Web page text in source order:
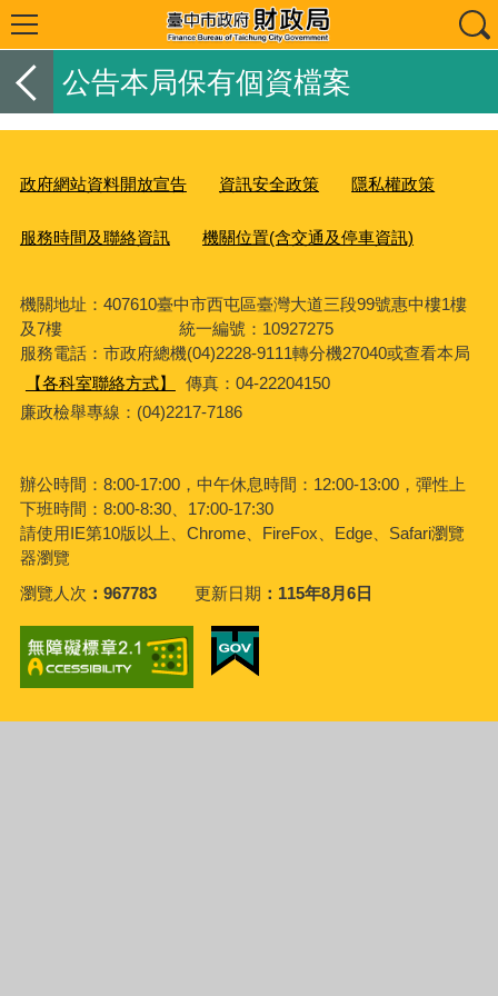
公告本局保有個資檔案
政府網站資料開放宣告 資訊安全政策 隱私權政策
服務時間及聯絡資訊 機關位置(含交通及停車資訊)
機關地址：407610臺中市西屯區臺灣大道三段99號惠中樓1樓
及7樓 統一編號：10927275
服務電話：市政府總機(04)2228-9111轉分機27040或查看本局
【各科室聯絡方式】
傳真：04-22204150
廉政檢舉專線：(04)2217-7186
辦公時間：8:00-17:00，中午休息時間：12:00-13:00，彈性上
下班時間：8:00-8:30、17:00-17:30
請使用IE第10版以上、Chrome、FireFox、Edge、Safari瀏覽
器瀏覽
瀏覽人次
967783 更新日期 115年8月6日